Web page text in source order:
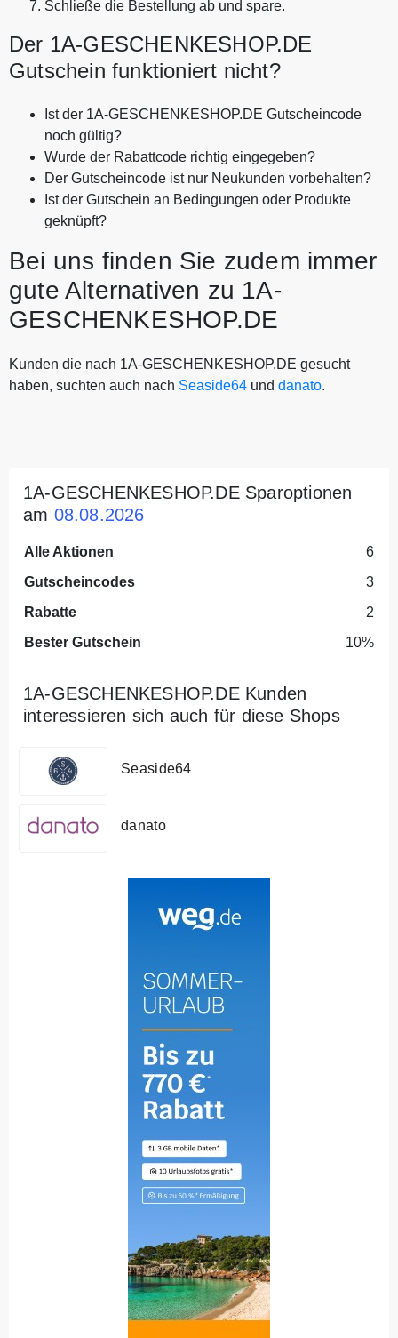
Schließe die Bestellung ab und spare.
Der 1A-GESCHENKESHOP.DE
Gutschein funktioniert nicht?
Ist der 1A-GESCHENKESHOP.DE Gutscheincode
noch gültig?
Wurde der Rabattcode richtig eingegeben?
Der Gutscheincode ist nur Neukunden vorbehalten?
Ist der Gutschein an Bedingungen oder Produkte
geknüpft?
Bei uns finden Sie zudem immer
gute Alternativen zu 1A-
GESCHENKESHOP.DE
Kunden die nach 1A-GESCHENKESHOP.DE gesucht
haben, suchten auch nach Seaside64 und danato.
1A-GESCHENKESHOP.DE Sparoptionen
am 08.08.2026
Alle Aktionen
6
Gutscheincodes
3
Rabatte
2
Bester Gutschein
10%
1A-GESCHENKESHOP.DE Kunden
interessieren sich auch für diese Shops
Seaside64
danato